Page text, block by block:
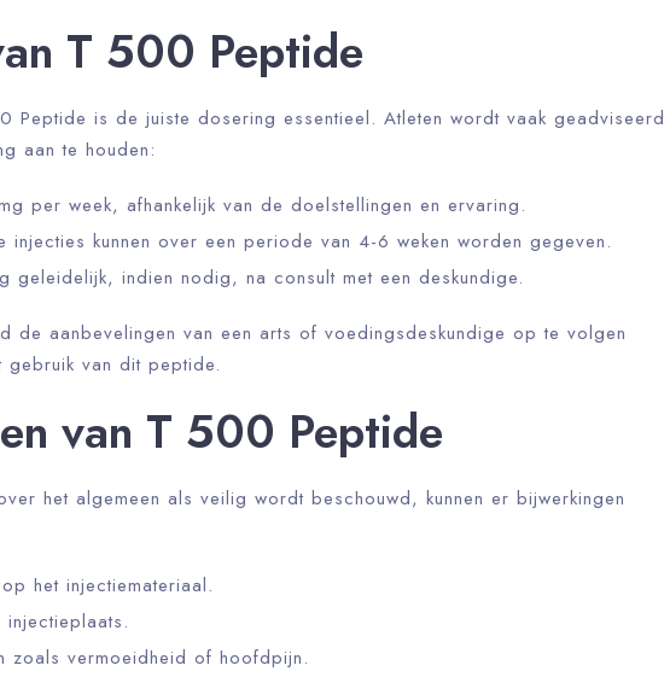
T 500 Peptide
Peptide is de juiste dosering essentieel. Atleten wordt vaak geadviseerd
aan te houden:
per week, afhankelijk van de doelstellingen en ervaring.
injecties kunnen over een periode van 4-6 weken worden gegeven.
geleidelijk, indien nodig, na consult met een deskundige.
de aanbevelingen van een arts of voedingsdeskundige op te volgen
van dit peptide.
van T 500 Peptide
het algemeen als veilig wordt beschouwd, kunnen er bijwerkingen
het injectiemateriaal.
zoals vermoeidheid of hoofdpijn.